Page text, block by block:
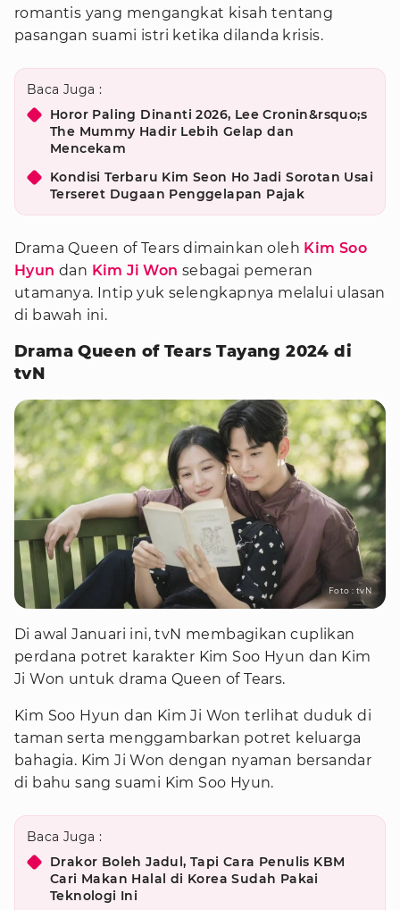
romantis yang mengangkat kisah tentang
pasangan suami istri ketika dilanda krisis.
Baca Juga :
Horor Paling Dinanti 2026, Lee Cronin&rsquo;s
The Mummy Hadir Lebih Gelap dan
Mencekam
Kondisi Terbaru Kim Seon Ho Jadi Sorotan Usai
Terseret Dugaan Penggelapan Pajak
Drama Queen of Tears dimainkan oleh Kim Soo
Hyun dan Kim Ji Won sebagai pemeran
utamanya. Intip yuk selengkapnya melalui ulasan
di bawah ini.
Drama Queen of Tears Tayang 2024 di
tvN
Foto : tvN
Di awal Januari ini, tvN membagikan cuplikan
perdana potret karakter Kim Soo Hyun dan Kim
Ji Won untuk drama Queen of Tears.
Kim Soo Hyun dan Kim Ji Won terlihat duduk di
taman serta menggambarkan potret keluarga
bahagia. Kim Ji Won dengan nyaman bersandar
di bahu sang suami Kim Soo Hyun.
Baca Juga :
Drakor Boleh Jadul, Tapi Cara Penulis KBM
Cari Makan Halal di Korea Sudah Pakai
Teknologi Ini